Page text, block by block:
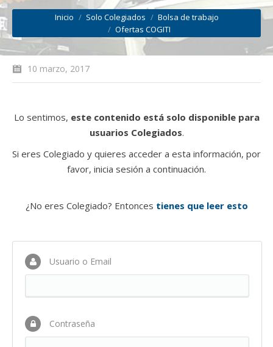
You are here:
Inicio Solo Colegiados
Bolsa de trabajo
Ofertas COGITI
10 marzo, 2017
Lo sentimos, este contenido está solo disponible para
usuarios Colegiados.
Si eres Colegiado y quieres acceder a esta información, por
favor, inicia sesión a continuación.
¿No eres Colegiado? Entonces tienes que leer esto
Usuario o Email
Contraseña